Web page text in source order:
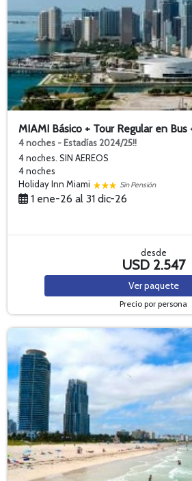
MIAMI Básico + Tour Regular en Bus
4 noches - Estadías 2024/25!!
4 noches. SIN AEREOS
4 noches
Holiday Inn Miami
Sin Pensión
1 ene-26 al 31 dic-26
desde
USD 2.547
Verpaquete
Precio por persona